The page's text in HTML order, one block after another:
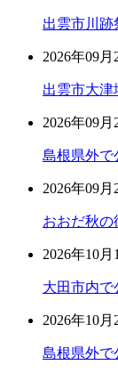
出雲市川跡
2026年09月
出雲市大津
2026年09月
島根県外で
2026年09月
おおだ秋の
2026年10月
大田市内で
2026年10月
島根県外で